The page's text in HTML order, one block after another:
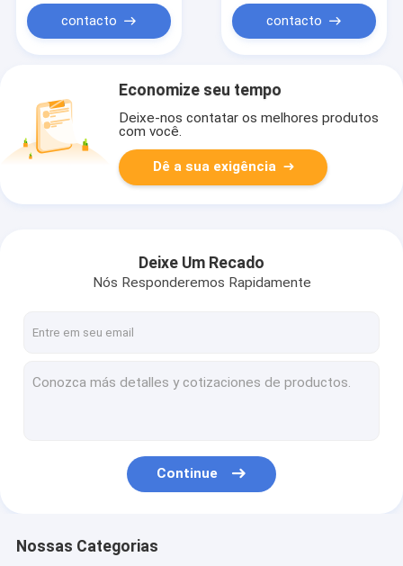
contacto contacto
Economize seu tempo
Deixe-nos contatar os melhores produtos
com você.
Dê a sua exigência
Deixe Um Recado
Nós Responderemos Rapidamente
Continue
Nossas Categorias